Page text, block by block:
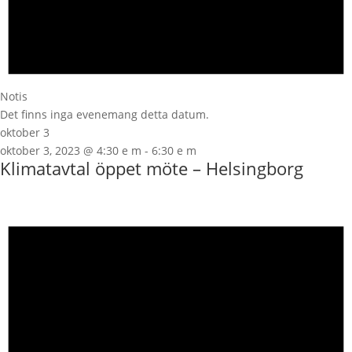
Notis
Det finns inga evenemang detta datum.
oktober 3
oktober 3, 2023 @ 4:30 e m - 6:30 e m
Klimatavtal öppet möte – Helsingborg